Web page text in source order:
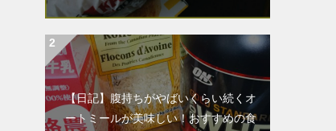
【日記】腹持ちがやばいくらい続くオ
ートミールが美味しい！おすすめの食